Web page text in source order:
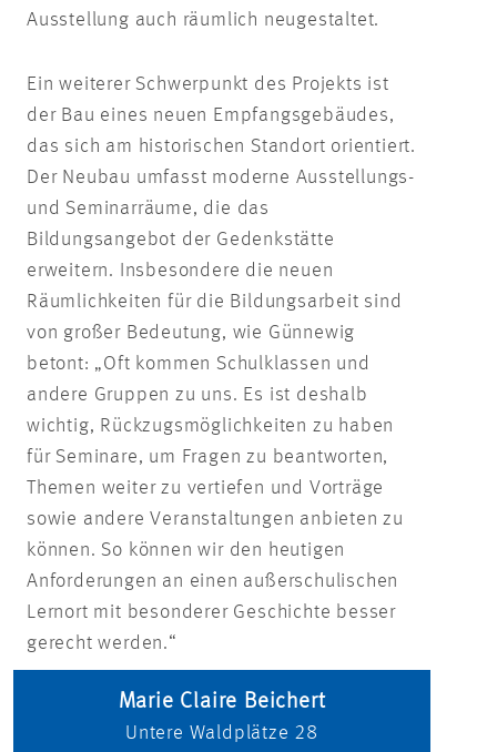
Ausstellung auch räumlich neugestaltet.
Ein weiterer Schwerpunkt des Projekts ist
der Bau eines neuen Empfangsgebäudes,
das sich am historischen Standort orientiert.
Der Neubau umfasst moderne Ausstellungs-
und Seminarräume, die das
Bildungsangebot der Gedenkstätte
erweitern. Insbesondere die neuen
Räumlichkeiten für die Bildungsarbeit sind
von großer Bedeutung, wie Günnewig
betont: „Oft kommen Schulklassen und
andere Gruppen zu uns. Es ist deshalb
wichtig, Rückzugsmöglichkeiten zu haben
für Seminare, um Fragen zu beantworten,
Themen weiter zu vertiefen und Vorträge
sowie andere Veranstaltungen anbieten zu
können. So können wir den heutigen
Anforderungen an einen außerschulischen
Lernort mit besonderer Geschichte besser
gerecht werden.“
Marie Claire Beichert
Untere Waldplätze 28